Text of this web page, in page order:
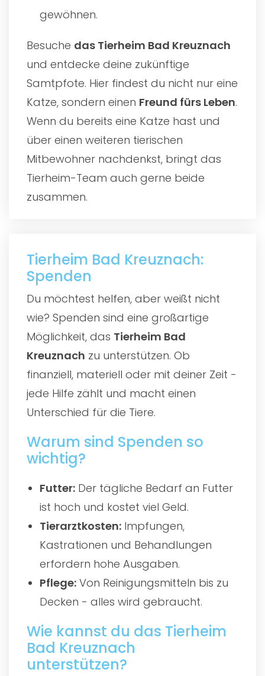
gewöhnen.
Besuche das Tierheim Bad Kreuznach
und entdecke deine zukünftige
Samtpfote. Hier findest du nicht nur eine
Katze, sondern einen Freund fürs Leben.
Wenn du bereits eine Katze hast und
über einen weiteren tierischen
Mitbewohner nachdenkst, bringt das
Tierheim-Team auch gerne beide
zusammen.
Tierheim Bad Kreuznach:
Spenden
Du möchtest helfen, aber weißt nicht
wie? Spenden sind eine großartige
Möglichkeit, das Tierheim Bad
Kreuznach zu unterstützen. Ob
finanziell, materiell oder mit deiner Zeit -
jede Hilfe zählt und macht einen
Unterschied für die Tiere.
Warum sind Spenden so
wichtig?
Futter: Der tägliche Bedarf an Futter
ist hoch und kostet viel Geld.
Tierarztkosten: Impfungen,
Kastrationen und Behandlungen
erfordern hohe Ausgaben.
Pflege: Von Reinigungsmitteln bis zu
Decken - alles wird gebraucht.
Wie kannst du das Tierheim
Bad Kreuznach
unterstützen?